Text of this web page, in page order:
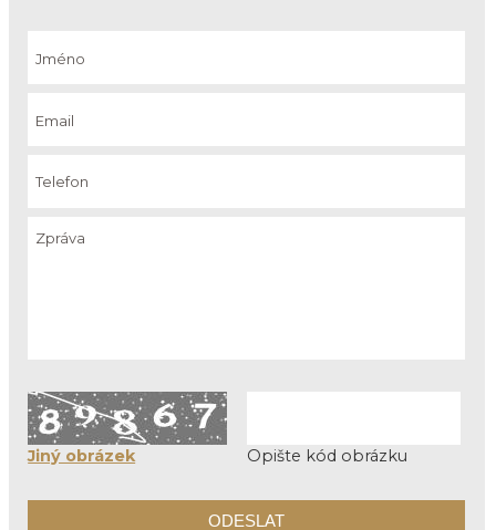
Jiný obrázek Opište kód obrázku